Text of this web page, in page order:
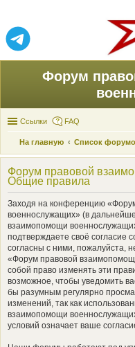
Форум
Ссылки FAQ
На главную
Список
Форум правовой
Общие правила
Заходя на конференцию
военнослужащих» (в
взаимопомощи
подтверждаете своё согласие
согласны с ними, пожалуйста,
«Форум правовой
собой право изменять эти
возможное, чтобы уведомить
бы разумным регулярно
изменений, так как
взаимопомощи
условий означает ваше